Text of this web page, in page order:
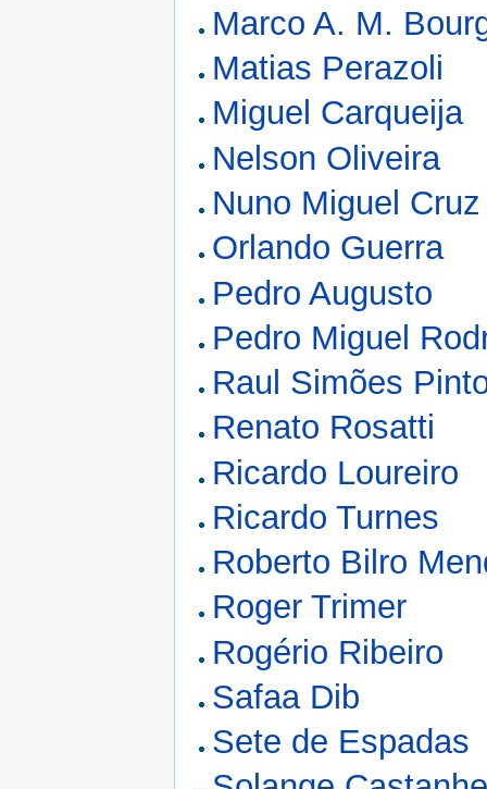
Marco A. M.
Matias Perazoli
Miguel Carqueija
Nelson Oliveira
Nuno Miguel Cruz
Orlando Guerra
Pedro Augusto
Pedro Miguel
Raul Simões
Renato Rosatti
Ricardo Loureiro
Ricardo Turnes
Roberto Bilro
Roger Trimer
Rogério Ribeiro
Safaa Dib
Sete de Espadas